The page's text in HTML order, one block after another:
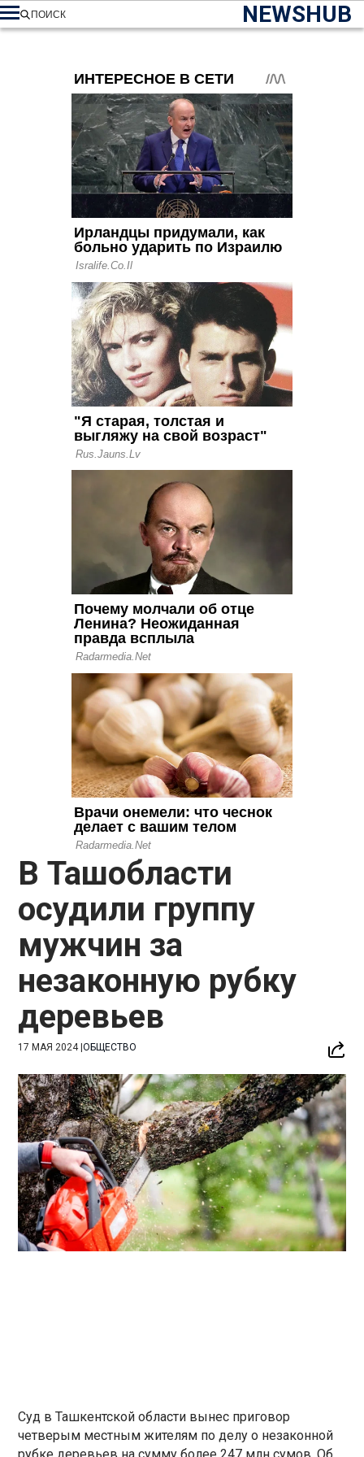
NEWSHUB
ПОИСК
В Ташобласти
осудили группу
мужчин за
незаконную рубку
деревьев
17 МАЯ 2024|ОБЩЕСТВО
Суд в Ташкентской области вынес приговор
четверым местным жителям по делу о незаконной